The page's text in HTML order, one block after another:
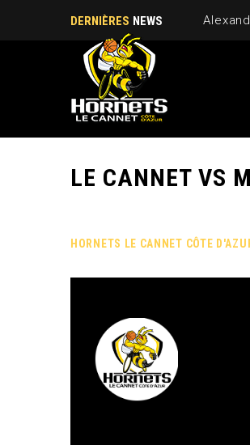
DERNIÈRES NEWS
LE CANNET VS
HORNETS LE CANNET CÔTE